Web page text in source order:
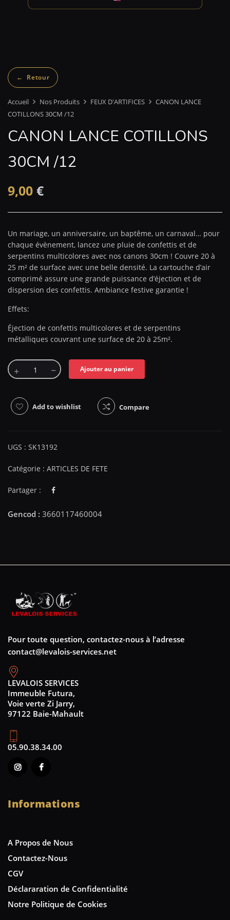
Accueil Nos Produits FEUX D'ARTIFICES
CANON LANCE
COTILLONS 30CM /12
CANON LANCE COTILLONS
30CM /12
9,00 €
Un mariage, un anniversaire, un baptême, un carnaval… pour
chaque évènement, lancez une pluie de confettis et de
serpentins multicolores avec nos canons 30cm ! Couvre 20 à
25 m² de surface avec une belle densité. La cartouche d’air
comprimé assure une grande puissance d’éjection et de
dispersion des confettis. Ambiance festive garantie !
Effets:
Éjection de confettis multicolores et de serpentins
métalliques couvrant une surface de 20 à 25m².
Ajouter au panier
Add to wishlist Compare
UGS : SK13192
Catégorie : ARTICLES DE FETE
Partager :
Pour toute question, contactez-nous à l’adresse
contact@levalois-services.net
LEVALOIS SERVICES
Immeuble Futura,
Voie verte Zi Jarry,
97122 Baie-Mahault
05.90.38.34.00
Informations
A Propos de Nous
Contactez-Nous
CGV
Déclararation de Confidentialité
Notre Politique de Cookies